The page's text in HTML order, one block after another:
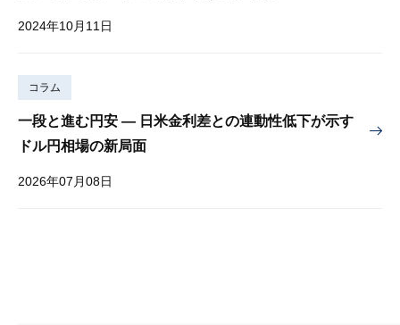
2024年10月11日
コラム
一段と進む円安 — 日米金利差との連動性低下が示す
ドル円相場の新局面
2026年07月08日